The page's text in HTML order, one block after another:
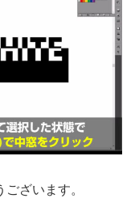
ざいます。